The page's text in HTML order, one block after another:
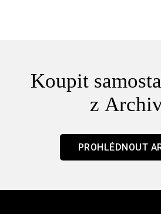
Koupit
z
PROHLÉDNOUT